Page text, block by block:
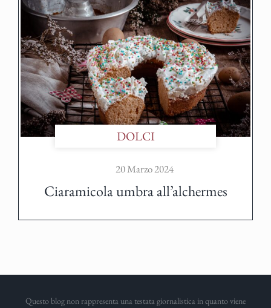
DOLCI
20 Marzo 2024
Ciaramicola umbra all’alchermes
Questo blog non rappresenta una testata giornalistica in quanto viene